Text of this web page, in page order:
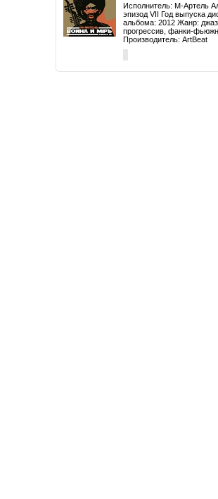
Исполнитель: М-Артель
эпизод VII Год выпуска
альбома: 2012 Жанр:
прогрессив, фанки-
Производитель: ArtBeat